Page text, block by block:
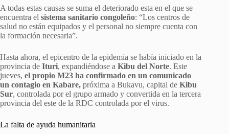
A todas estas causas se suma el deteriorado esta en el que se
encuentra el sistema sanitario congoleño: “Los centros de
salud no están equipados y el personal no siempre cuenta con
la formación necesaria”.
Hasta ahora, el epicentro de la epidemia se había iniciado en la
provincia de Ituri, expandiéndose a Kibu del Norte. Este
jueves, el propio M23 ha confirmado en un comunicado
un contagio en Kabare, próxima a Bukavu, capital de Kibu
Sur, controlada por el grupo armado y convertida en la tercera
provincia del este de la RDC controlada por el virus.
La falta de ayuda humanitaria